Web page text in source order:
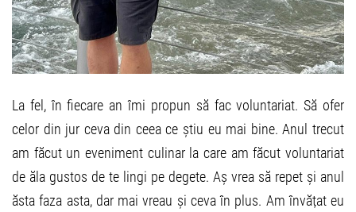
La fel, în fiecare an îmi propun să fac voluntariat. Să ofer
celor din jur ceva din ceea ce știu eu mai bine. Anul trecut
am făcut un eveniment culinar la care am făcut voluntariat
de ăla gustos de te lingi pe degete. Aș vrea să repet și anul
ăsta faza asta, dar mai vreau și ceva în plus. Am învățat eu